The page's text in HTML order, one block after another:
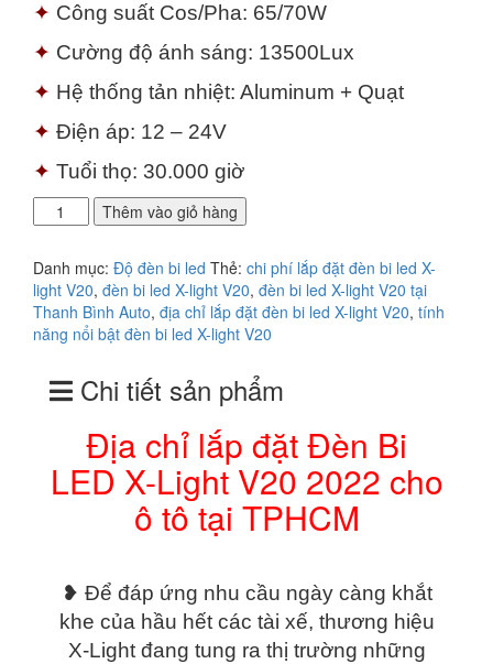
✦ Công suất Cos/Pha: 65/70W
✦ Cường độ ánh sáng: 13500Lux
✦ Hệ thống tản nhiệt: Aluminum + Quạt
✦ Điện áp: 12 – 24V
✦ Tuổi thọ: 30.000 giờ
chỉ
đặt
Đèn
Bi
LED
Light
V20
lượng
Thêm vào giỏ hàng
Danh mục: Độ đèn bi led Thẻ: chi phí lắp đặt đèn bi led X-
light V20, đèn bi led X-light V20, đèn bi led X-light V20 tại
Thanh Bình Auto, địa chỉ lắp đặt đèn bi led X-light V20, tính
năng nổi bật đèn bi led X-light V20
Chi tiết sản phẩm
Địa chỉ lắp đặt Đèn Bi
LED X-Light V20 2022 cho
ô tô tại TPHCM
❥ Để đáp ứng nhu cầu ngày càng khắt
khe của hầu hết các tài xế, thương hiệu
X-Light đang tung ra thị trường những